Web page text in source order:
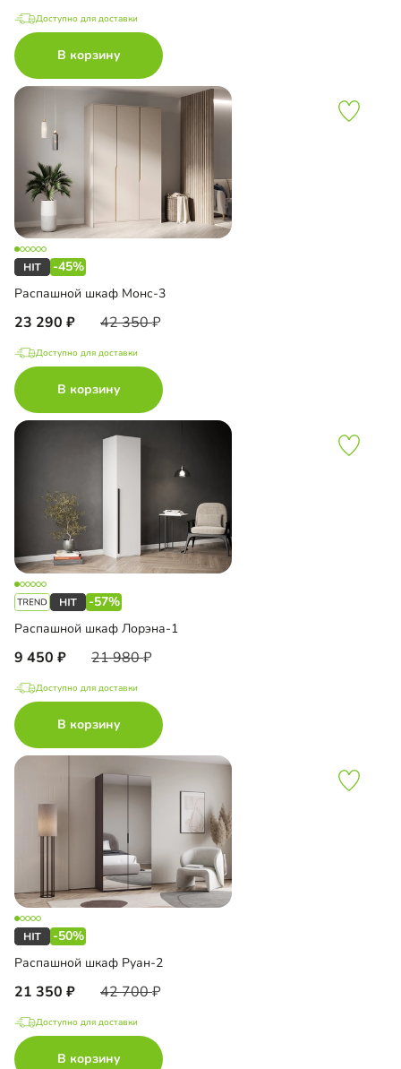
Доступно для доставки
В корзину
-45%
Распашной шкаф Монс-3
23 290 42 350
Доступно для доставки
В корзину
-57%
Распашной шкаф Лорэна-1
9 450 21 980
Доступно для доставки
В корзину
-50%
Распашной шкаф Руан-2
21 350 42 700
Доступно для доставки
В корзину